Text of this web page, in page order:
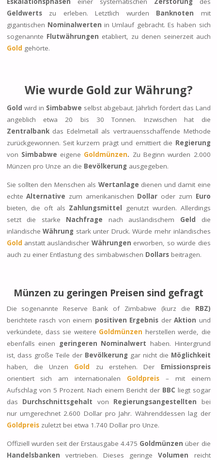
Geldwertszu erleben. Letztlich wurden Banknoten mit
gigantischen Nominalwerten in Umlauf gebracht. Es haben sich
sogenannte Flutwährungen etabliert, zu denen seinerzeit auch
Gold gehörte.
Wie wurde Gold zur Währung?
Gold wird in Simbabwe selbst abgebaut. Jährlich fördert das Land
angeblich etwa 20 bis 30 Tonnen. Inzwischen hat die
Zentralbankdas Edelmetall als vertrauensschaffende Methode
zurückgewonnen. Seit kurzem prägt und emittiert die Regierung
von Simbabwe eigene Goldmünzen. Zu Beginn wurden 2.000
Münzen pro Unze an die Bevölkerung ausgegeben.
Sie sollten den Menschen als Wertanlage dienen und damit eine
echteAlternative zum amerikanischen Dollar oder zum Euro
bieten, die oft als Zahlungsmittel genutzt wurden. Allerdings
setzt die starke Nachfrage nach ausländischem Geld die
inländischeWährung stark unter Druck. Würde mehr inländisches
Gold anstatt ausländischer Währungen erworben, so würde dies
auch zu einer Entlastung des simbabwischen Dollarsbeitragen.
Münzen zu geringen Preisen sind gefragt
Die sogenannte Reserve Bank of Zimbabwe (kurz die RBZ)
berichtete rasch von einem positiven Ergebnis der Aktion und
verkündete, dass sie weitere Goldmünzen herstellen werde, die
ebenfalls einen
geringeren Nominalwert haben. Hintergrund
ist, dass große Teile der Bevölkerung gar nicht die Möglichkeit
haben, die Unzen Gold zu erstehen. Der Emissionspreis
orientiert sich am internationalen Goldpreis
– mit einem
Aufschlag von 5 Prozent. Nach einem Bericht der BBC liegt sogar
das Durchschnittsgehalt von Regierungsangestellten bei
nur umgerechnet 2.600 Dollar pro Jahr. Währenddessen lag der
Goldpreis zuletzt bei etwa 1.740 Dollar pro Unze.
Offiziell wurden seit der Erstausgabe 4.475 Goldmünzen über die
Handelsbanken vertrieben. Dieses geringeVolumen reicht